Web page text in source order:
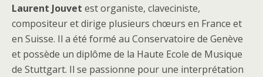
Laurent Jouvet est organiste, claveciniste,
compositeur et dirige plusieurs chœurs en France et
en Suisse. Il a été formé au Conservatoire de Genève
et possède un diplôme de la Haute Ecole de Musique
de Stuttgart. Il se passionne pour une interprétation